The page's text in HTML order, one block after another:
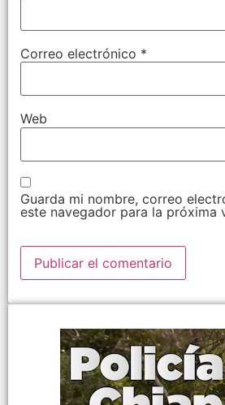
Correo electrónico *
Web
Guarda mi nombre, correo
este navegador para la próxima